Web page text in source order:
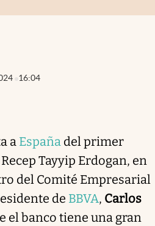
16:04
a España del primer
Tayyip Erdogan, en
del Comité Empresarial
de BBVA, Carlos
el banco tiene una gran